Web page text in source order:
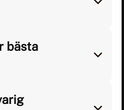
eller har en
bästa